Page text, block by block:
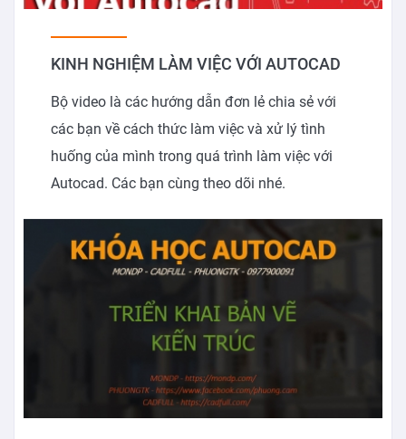
KINH NGHIỆM LÀM VIỆC VỚI AUTOCAD
Bộ video là các hướng dẫn đơn lẻ chia sẻ với
các bạn về cách thức làm việc và xử lý tình
huống của mình trong quá trình làm việc với
Autocad. Các bạn cùng theo dõi nhé.